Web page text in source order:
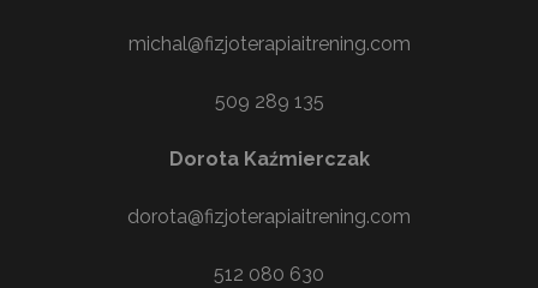
michal@fizjoterapiaitrening.com
509 289 135
Dorota Kaźmierczak
dorota@fizjoterapiaitrening.com
512 080 630